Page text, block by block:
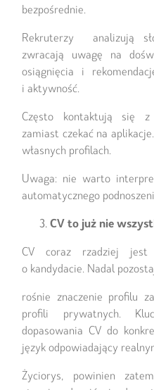
bezpośrednie.
Rekruterzy analizują
zwracają uwagę na
osiągnięcia i
i aktywność.
Często kontaktują się z
zamiast czekać na
własnych profilach.
Uwaga: nie warto
automatycznego
CV to już nie
CV coraz rzadziej jest
o kandydacie. Nadal
rośnie znaczenie profilu
profili prywatnych.
dopasowania CV do
język odpowiadający
Życiorys, powinien